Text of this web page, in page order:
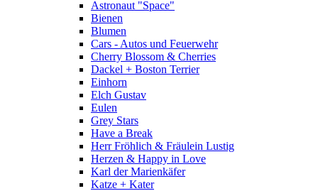
Astronaut "Space"
Bienen
Blumen
Cars - Autos und Feuerwehr
Cherry Blossom & Cherries
Dackel + Boston Terrier
Einhorn
Elch Gustav
Eulen
Grey Stars
Have a Break
Herr Fröhlich & Fräulein Lustig
Herzen & Happy in Love
Karl der Marienkäfer
Katze + Kater